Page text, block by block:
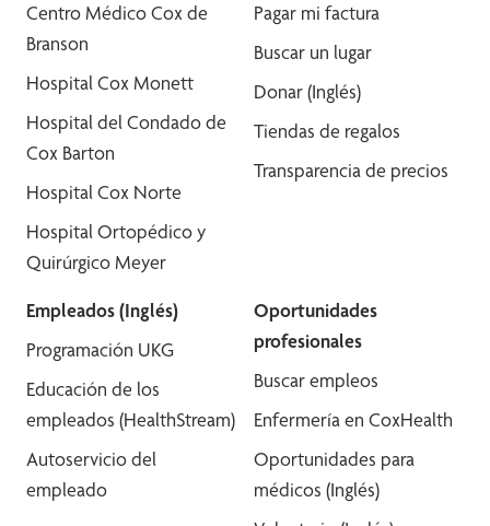
Centro Médico Cox de
Branson
Hospital Cox Monett
Hospital del Condado de
Cox Barton
Hospital Cox Norte
Hospital Ortopédico y
Quirúrgico Meyer
Pagar mi factura
Buscar un lugar
Donar (Inglés)
Tiendas de regalos
Transparencia de precios
Empleados (Inglés)
Programación UKG
Educación de los
empleados (HealthStream)
Autoservicio del
empleado
Oportunidades
profesionales
Buscar empleos
Enfermería en CoxHealth
Oportunidades para
médicos (Inglés)